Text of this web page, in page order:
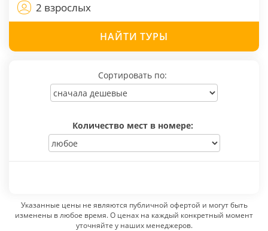
2 взрослых
НАЙТИ ТУРЫ
Сортировать по:
Количество мест в номере:
Указанные цены не являются публичной офертой и могут быть
изменены в любое время. О ценах на каждый конкретный момент
уточняйте у наших менеджеров.